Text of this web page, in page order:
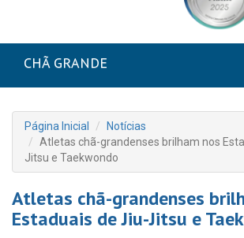
CHÃ GRANDE
Página Inicial
Notícias
Atletas chã-grandenses brilham nos
Jitsu e Taekwondo
Atletas chã-grandenses
Estaduais de Jiu-Jitsu e